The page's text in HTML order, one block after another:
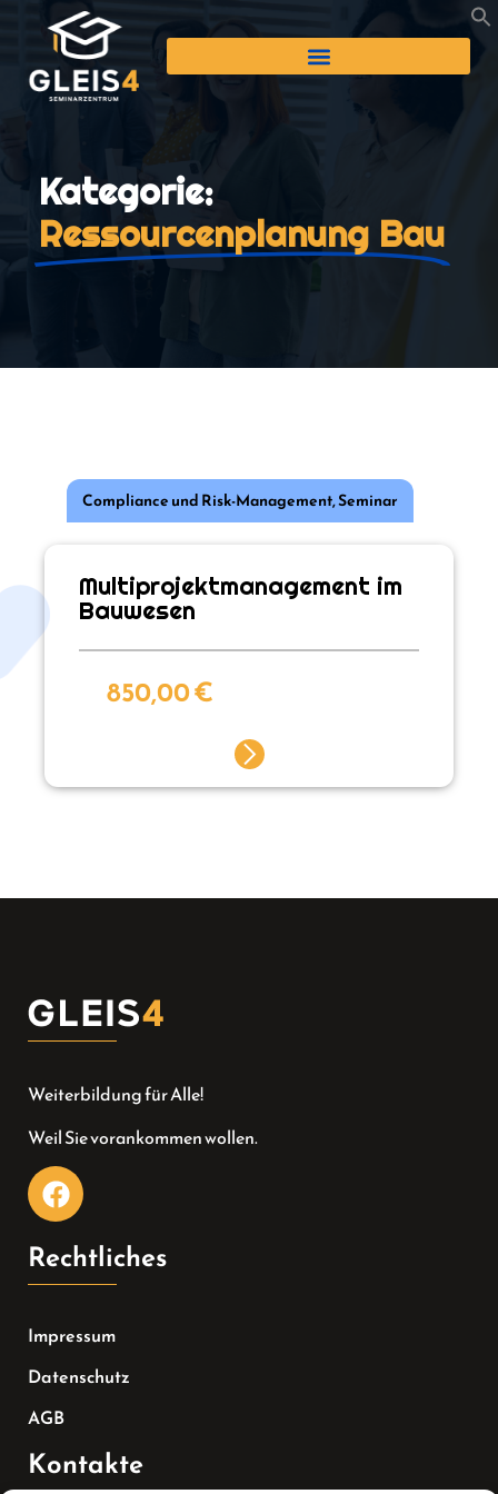
Kategorie:
Ressourcenplanung Bau
Compliance und Risk-Management,Seminar
Multiprojektmanagement im
Bauwesen
850,00€
Weiterbildung für Alle!
Weil Sie vorankommen wollen.
Rechtliches
Impressum
Datenschutz
AGB
Kontakte